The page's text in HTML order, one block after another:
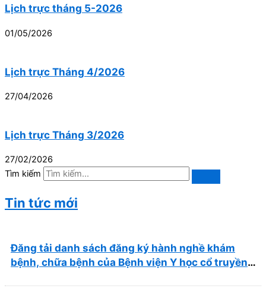
Lịch trực tháng 5-2026
01/05/2026
Lịch trực Tháng 4/2026
27/04/2026
Lịch trực Tháng 3/2026
27/02/2026
Tìm kiếm
Tin tức mới
Đăng tải danh sách đăng ký hành nghề khám
bệnh, chữa bệnh của Bệnh viện Y học cổ truyền